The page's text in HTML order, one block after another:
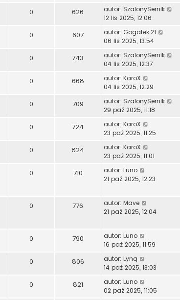
0 626 autor: SzalonySernik
12 lis 2025, 12:06
0 607 autor: Gogatek.21
06 lis 2025, 13:54
0 743 autor: SzalonySernik
04 lis 2025, 12:37
0 668 autor: KaroX
04 lis 2025, 12:29
0 709 autor: SzalonySernik
29 paź 2025, 11:18
0 724 autor: KaroX
23 paź 2025, 11:25
0 824 autor: KaroX
23 paź 2025, 11:01
0 710 autor: Luno
21 paź 2025, 12:23
0 776 autor: Mave
21 paź 2025, 12:04
0 790 autor: Luno
16 paź 2025, 11:59
0 806 autor: Lynq
14 paź 2025, 13:03
0 821 autor: Luno
02 paź 2025, 11:05